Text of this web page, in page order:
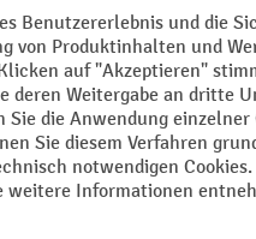
Lagereignung
Lagerfläche
Marke
Material außen